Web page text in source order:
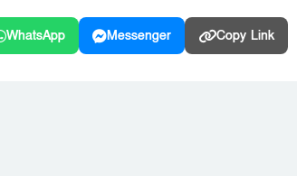
WhatsApp Messenger Copy Link